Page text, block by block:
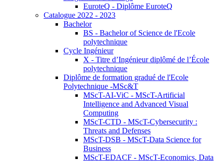
EuroteQ - Diplôme EuroteQ
Catalogue 2022 - 2023
Bachelor
BS - Bachelor of Science de l'Ecole
polytechnique
Cycle Ingénieur
X - Titre d’Ingénieur diplômé de l’École
polytechnique
Diplôme de formation gradué de l'Ecole
Polytechnique -MSc&T
MScT-AI-ViC - MScT-Artificial
Intelligence and Advanced Visual
Computing
MScT-CTD - MScT-Cybersecurity :
Threats and Defenses
MScT-DSB - MScT-Data Science for
Business
MScT-EDACF - MScT-Economics, Data